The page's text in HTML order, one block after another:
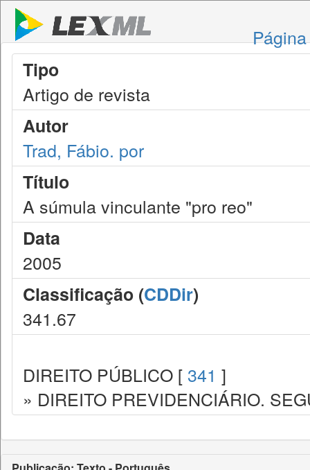
Tipo
Artigo de revista
Autor
Trad, Fábio. por
Título
A súmula vinculante "pro reo"
Data
2005
Classificação (CDDir)
341.67
DIREITO PÚBLICO [ 341 ]
» DIREITO PREVIDENCIÁRIO.